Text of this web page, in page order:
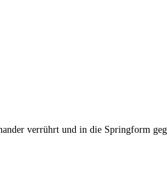
verrührt und in die Springform